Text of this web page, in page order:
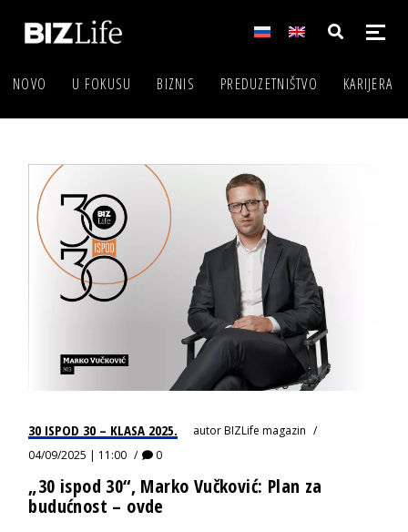
NOVO U FOKUSU BIZNIS PREDUZETNIŠTVO KARIJERA
30 ISPOD 30 – KLASA 2025. autorBIZLife magazin
04/09/2025 | 11:00
0
„30 ispod 30“, Marko Vučković: Plan za
budućnost – ovde